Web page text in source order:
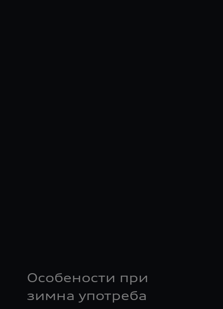
Особености при
зимна употреба